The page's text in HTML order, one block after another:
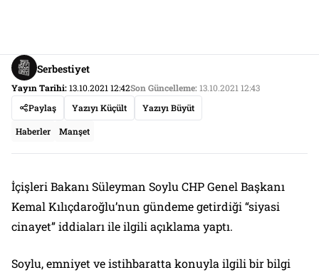
Serbestiyet
Yayın Tarihi:13.10.2021 12:42Son Güncelleme:13.10.2021 12:43
Paylaş
Yazıyı Küçült Yazıyı Büyüt
Haberler Manşet
İçişleri Bakanı Süleyman Soylu CHP Genel Başkanı
Kemal Kılıçdaroğlu’nun gündeme getirdiği “siyasi
cinayet” iddiaları ile ilgili açıklama yaptı.
Soylu, emniyet ve istihbaratta konuyla ilgili bir bilgi